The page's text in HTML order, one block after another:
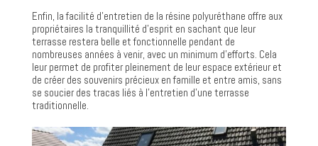
Enfin, la facilité d’entretien de la résine polyuréthane offre aux
propriétaires la tranquillité d’esprit en sachant que leur
terrasse restera belle et fonctionnelle pendant de
nombreuses années à venir, avec un minimum d’efforts. Cela
leur permet de profiter pleinement de leur espace extérieur et
de créer des souvenirs précieux en famille et entre amis, sans
se soucier des tracas liés à l’entretien d’une terrasse
traditionnelle.